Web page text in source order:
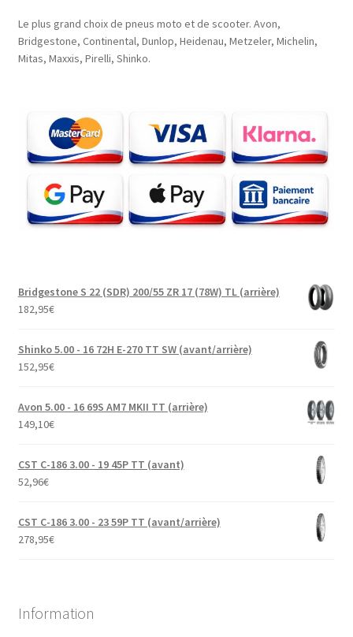
Le plus grand choix de pneus moto et de scooter. Avon,
Bridgestone, Continental, Dunlop, Heidenau, Metzeler, Michelin,
Mitas, Maxxis, Pirelli, Shinko.
Bridgestone S 22 (SDR) 200/55 ZR 17 (78W) TL (arrière)
182,95€
Shinko 5.00 - 16 72H E-270 TT SW (avant/arrière)
152,95€
Avon 5.00 - 16 69S AM7 MKII TT (arrière)
149,10€
CST C-186 3.00 - 19 45P TT (avant)
52,96€
CST C-186 3.00 - 23 59P TT (avant/arrière)
278,95€
Information